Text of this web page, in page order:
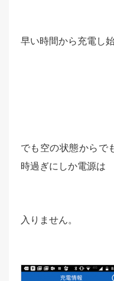
早い時間から充電し
でも空の状態からで
時過ぎにしか電源は
入りません。